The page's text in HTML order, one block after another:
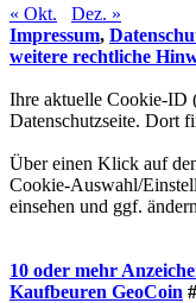
« Okt.
Dez. »
Impressum,
weitere rechtliche
Ihre aktuelle Cookie-ID
Datenschutzseite. Dort
Über einen Klick auf
Cookie-Auswahl/
einsehen und ggf.
10 oder mehr
Kaufbeuren GeoCoin